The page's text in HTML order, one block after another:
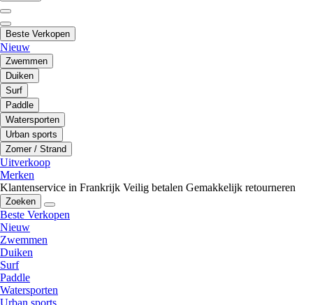
Beste Verkopen
Nieuw
Zwemmen
Duiken
Surf
Paddle
Watersporten
Urban sports
Zomer / Strand
Uitverkoop
Merken
Klantenservice in Frankrijk Veilig betalen Gemakkelijk retourneren
Zoeken
Beste Verkopen
Nieuw
Zwemmen
Duiken
Surf
Paddle
Watersporten
Urban sports